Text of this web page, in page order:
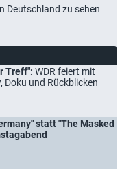
Deutschland zu sehen
Treff": WDR feiert mit
Doku und Rückblicken
statt "The Masked